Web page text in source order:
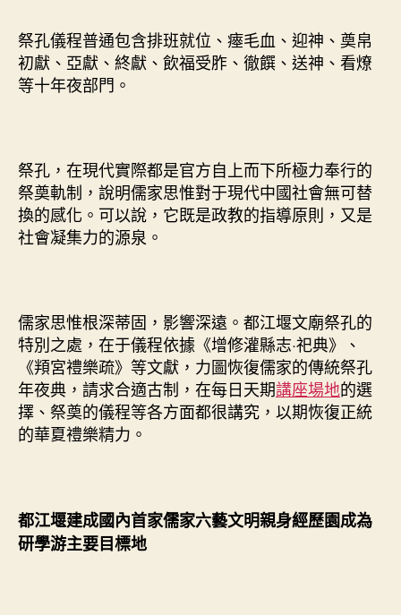
祭孔儀程普通包含排班就位、瘞毛血、迎神、奠帛
初獻、亞獻、終獻、飲福受胙、徹饌、送神、看燎
等十年夜部門。
祭孔，在現代實際都是官方自上而下所極力奉行的
祭奠軌制，說明儒家思惟對于現代中國社會無可替
換的感化。可以說，它既是政教的指導原則，又是
社會凝集力的源泉。
儒家思惟根深蒂固，影響深遠。都江堰文廟祭孔的
特別之處，在于儀程依據《增修灌縣志·祀典》、
《頖宮禮樂疏》等文獻，力圖恢復儒家的傳統祭孔
年夜典，請求合適古制，在每日天期講座場地的選
擇、祭奠的儀程等各方面都很講究，以期恢復正統
的華夏禮樂精力。
都江堰建成國內首家儒家六藝文明親身經歷園成為
研學游主要目標地